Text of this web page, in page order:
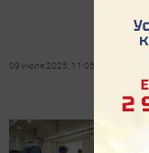
09 июля 2025, 11:05